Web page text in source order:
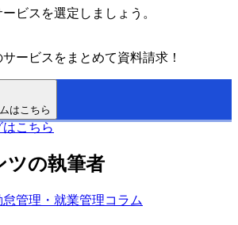
ビスを選定しましょう。
ービスをまとめて資料請求！
はこちら
こちら
ツの執筆者
怠管理・就業管理コラム